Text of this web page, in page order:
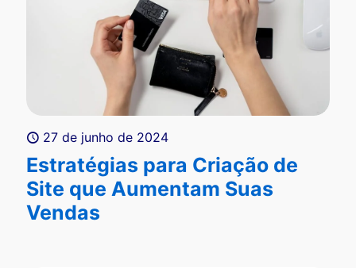
27 de junho de 2024
Estratégias para Criação de
Site que Aumentam Suas
Vendas